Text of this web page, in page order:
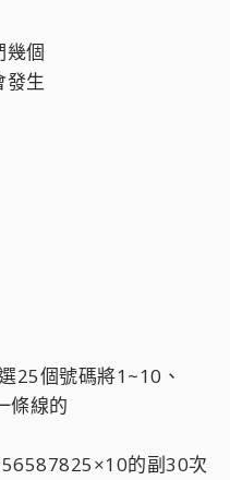
幾個
發生
25個號碼將1~10、
條線的
的副30次